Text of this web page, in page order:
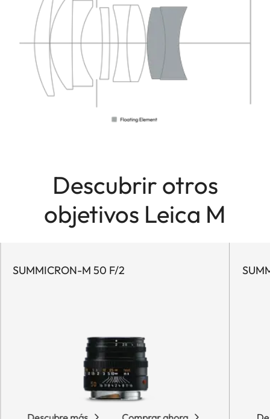
Descubrir otros
objetivos Leica M
SUMMICRON-M 50 F/2